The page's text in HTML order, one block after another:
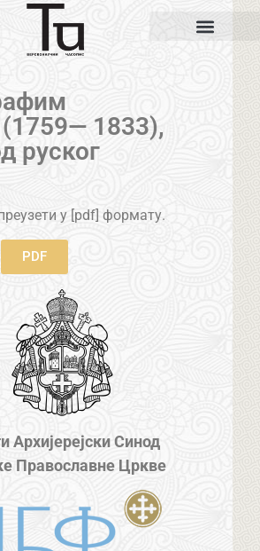
1833),
руског
у [pdf] формату.
PDF
Архијерејски Синод
Православне Цркве